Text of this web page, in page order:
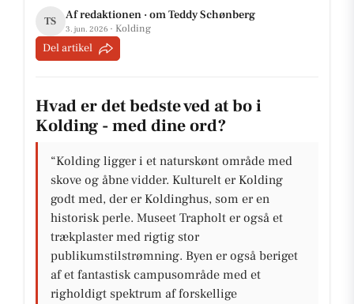
TS Af redaktionen · om Teddy Schønberg
3. jun. 2026 · Kolding
Del artikel
Hvad er det bedste ved at bo i
Kolding - med dine ord?
“Kolding ligger i et naturskønt område med
skove og åbne vidder. Kulturelt er Kolding
godt med, der er Koldinghus, som er en
historisk perle. Museet Trapholt er også et
trækplaster med rigtig stor
publikumstilstrømning. Byen er også beriget
af et fantastisk campusområde med et
righoldigt spektrum af forskellige